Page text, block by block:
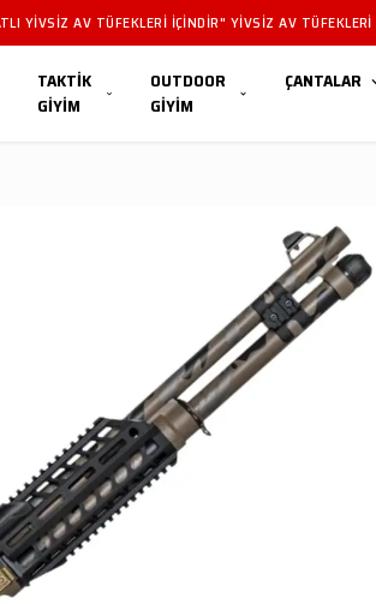
TAKTİK
GİYİM
OUTDOOR
GİYİM
ÇANTALAR